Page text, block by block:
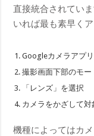
直接統合されてい
いれば最も素早く
Googleカメラアプリ
撮影画面下部のモ
「レンズ」を選択
カメラをかざして対
機種によってはカ